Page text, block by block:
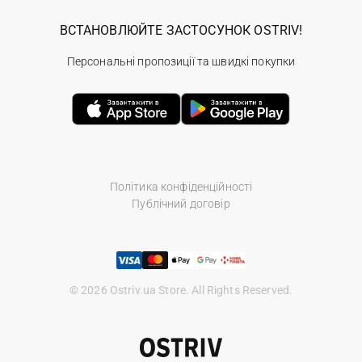
Політика конфіденційності
Публічний договір
© 2026 Ostriv.ua Store. All Rights Reserved.
ВСТАНОВЛЮЙТЕ ЗАСТОСУНОК OSTRIV!
Персональні пропозиції та швидкі покупки